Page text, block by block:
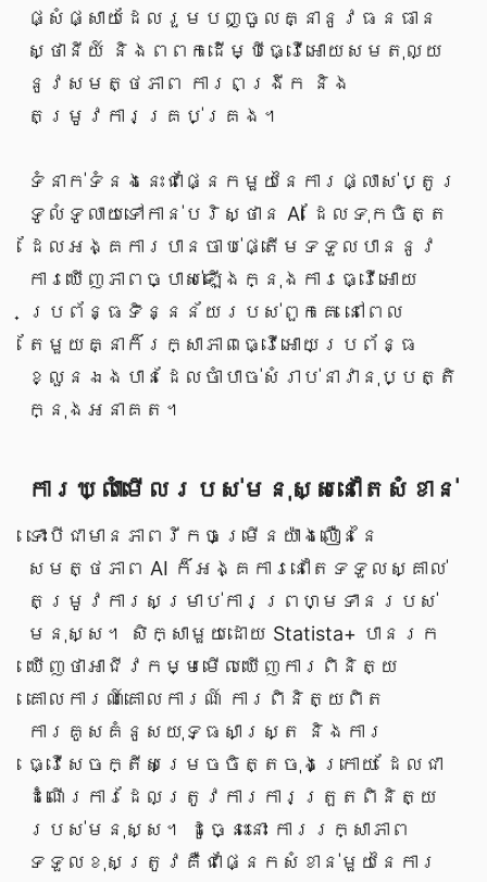
ផ្សំផ្សាយដែលរួមបញ្ចូលគ្នានូវធនធាន
ស្ថានីយ៍ និងពពកដើម្បីធ្វើអោយសមតុល្យ
នូវសមត្ថភាព ការពង្រីក និង
តម្រូវការគ្រប់គ្រង។
ទំនាក់ទំនងនេះជាផ្នែកមួយនៃការផ្លាស់ប្តូរ
ទូលំទូលាយទៅកាន់បរិស្ថាន AI ដែលទុកចិត្ត
ដែលអង្គការបានចាប់ផ្តើមទទួលបាននូវ
ការឃើញភាពច្បាស់ឡើងក្នុងការធ្វើអោយ
ប្រព័ន្ធទិន្នន័យរបស់ពួកគេ នៅពេល
តែមួយគ្នាក៏រក្សាភាពធ្វើអោយប្រព័ន្ធ
ខ្លួនឯងបានដែលចាំបាច់សំរាប់នាវានុប្បត្តិ
ក្នុងអនាគត។
ការឃ្លាំមើលរបស់មនុស្សនៅតែសំខាន់
ទោះបីជាមានភាពរីកចម្រើនយ៉ាងលឿននៃ
សមត្ថភាព AI ក៏អង្គការនៅតែទទួលស្គាល់
តម្រូវការសម្រាប់ការព្រហ្មទានរបស់
មនុស្ស។ សិក្សាមួយដោយ Statista+ បានរក
ឃើញថាអាជីវកម្មមើលឃើញការពិនិត្យ
គោលការណ៍គោលការណ៍ ការពិនិត្យពិត
ការគូសគំនូសយុទ្ធសាស្ត្រ និងការ
ធ្វើសេចក្តីសម្រេចចិត្តចុងក្រោយ ដែលជា
ដំណើរការដែលត្រូវការការត្រួតពិនិត្យ
របស់មនុស្ស។ ដូច្នេះនោះ ការរក្សាភាព
ទទួលខុសត្រូវគឺជាផ្នែកសំខាន់មួយនៃការ